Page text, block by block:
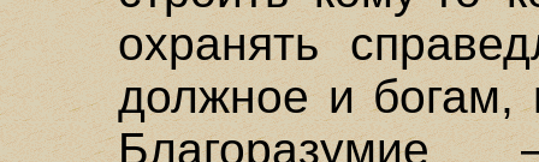
охранять
должное и